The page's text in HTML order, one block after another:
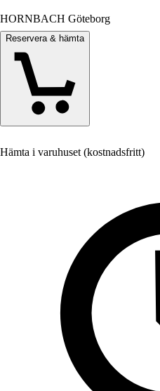
HORNBACH Göteborg
Reservera & hämta
Hämta i varuhuset (kostnadsfritt)